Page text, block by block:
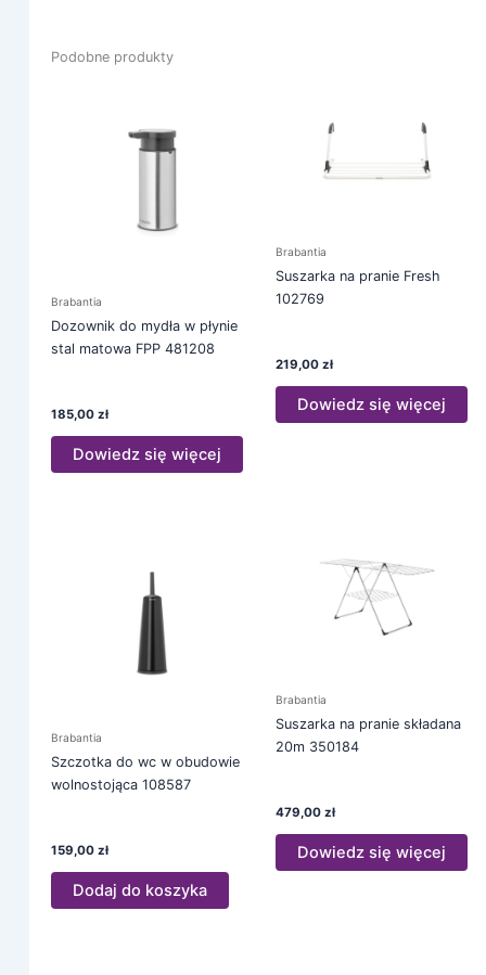
Podobne produkty
Brabantia
Dozownik do mydła w płynie
stal matowa FPP 481208
185,00 zł
Dowiedz się więcej
Brabantia
Suszarka na pranie Fresh
102769
219,00 zł
Dowiedz się więcej
Brabantia
Szczotka do wc w obudowie
wolnostojąca 108587
159,00 zł
Dodaj do koszyka
Brabantia
Suszarka na pranie składana
20m 350184
479,00 zł
Dowiedz się więcej